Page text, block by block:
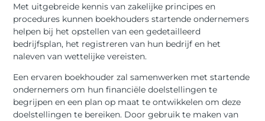
Met uitgebreide kennis van zakelijke principes en
procedures kunnen boekhouders startende ondernemers
helpen bij het opstellen van een gedetailleerd
bedrijfsplan, het registreren van hun bedrijf en het
naleven van wettelijke vereisten.
Een ervaren boekhouder zal samenwerken met startende
ondernemers om hun financiële doelstellingen te
begrijpen en een plan op maat te ontwikkelen om deze
doelstellingen te bereiken. Door gebruik te maken van